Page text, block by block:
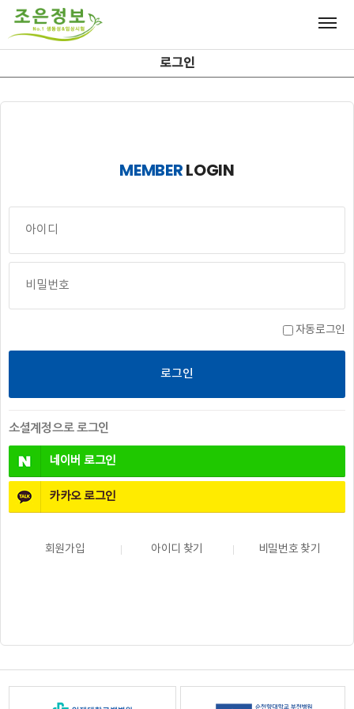
로그인
MEMBERLOGIN
자동로그인
소셜계정으로 로그인
네이버 로그인
카카오로그인
회원가입 아이디 찾기 비밀번호 찾기